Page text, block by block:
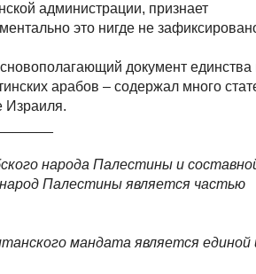
администрации, признает
это нигде не
документ единства
арабов – содержал много
Израиля.
народа Палестины и
Палестины является частью
мандата является единой